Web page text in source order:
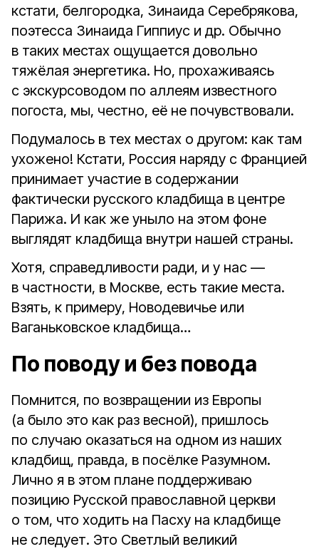
кстати, белгородка, Зинаида Серебрякова,
поэтесса Зинаида Гиппиус и др. Обычно
в таких местах ощущается довольно
тяжёлая энергетика. Но, прохаживаясь
с экскурсоводом по аллеям известного
погоста, мы, честно, её не почувствовали.
Подумалось в тех местах о другом: как там
ухожено! Кстати, Россия наряду с Францией
принимает участие в содержании
фактически русского кладбища в центре
Парижа. И как же уныло на этом фоне
выглядят кладбища внутри нашей страны.
Хотя, справедливости ради, и у нас —
в частности, в Москве, есть такие места.
Взять, к примеру, Новодевичье или
Ваганьковское кладбища…
По поводу и без повода
Помнится, по возвращении из Европы
(а было это как раз весной), пришлось
по случаю оказаться на одном из наших
кладбищ, правда, в посёлке Разумном.
Лично я в этом плане поддерживаю
позицию Русской православной церкви
о том, что ходить на Пасху на кладбище
не следует. Это Светлый великий